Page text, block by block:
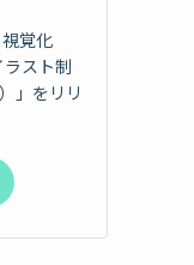
覚化
ラスト制
」をリリ